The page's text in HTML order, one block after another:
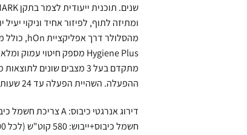
שנים. תוכנית ייעודית לצמר בתקן
Hygiene Plus מספק חיטוי עמוק ומלא לכביסה, מבוקר על ידי רשות ה-
מתקדם בעל 3 מצבים
ההפעלה. השהיית הפעלה עד 24 שעות. גימור גוף לבן ודלת עם ידית שחורה.